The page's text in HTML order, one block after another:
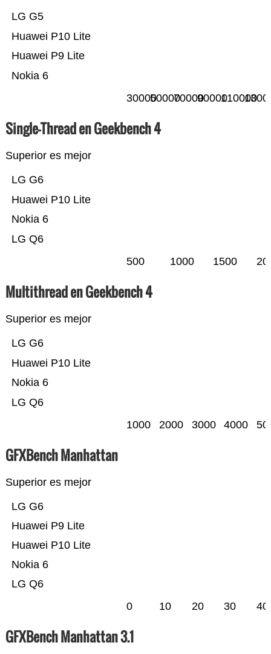
Nokia 6
Huawei P9 Lite
Huawei P10 Lite
LG G5
30000500007000090000110000
Single-Thread en Geekbench 4
Superior es mejor
LG Q6
Nokia 6
Huawei P10 Lite
LG G6
500 1000 1500
Multithread en Geekbench 4
Superior es mejor
LG Q6
Nokia 6
Huawei P10 Lite
LG G6
1000 2000 3000 4000
GFXBench Manhattan
Superior es mejor
LG Q6
Nokia 6
Huawei P10 Lite
Huawei P9 Lite
LG G6
0 10 20 30 40
GFXBench Manhattan 3.1